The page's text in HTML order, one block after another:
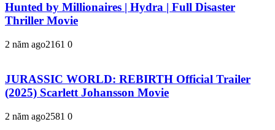
Hunted by Millionaires | Hydra | Full Disaster
Thriller Movie
2 năm ago2161 0
JURASSIC WORLD: REBIRTH Official Trailer
(2025) Scarlett Johansson Movie
2 năm ago2581 0